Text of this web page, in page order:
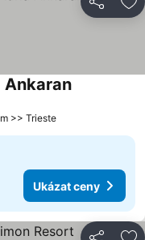
Sdílet
Ankaran
>> Trieste
Ukázat ceny